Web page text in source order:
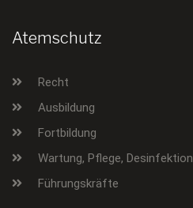
Atemschutz
Recht
Ausbildung
Fortbildung
Wartung, Pflege, Desinfektion
Führungskräfte